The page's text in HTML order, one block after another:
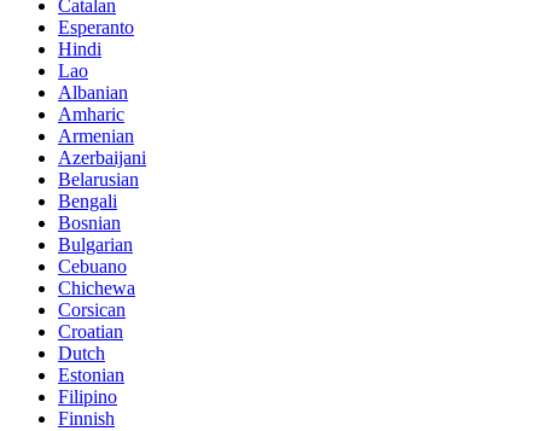
Catalan
Esperanto
Hindi
Lao
Albanian
Amharic
Armenian
Azerbaijani
Belarusian
Bengali
Bosnian
Bulgarian
Cebuano
Chichewa
Corsican
Croatian
Dutch
Estonian
Filipino
Finnish